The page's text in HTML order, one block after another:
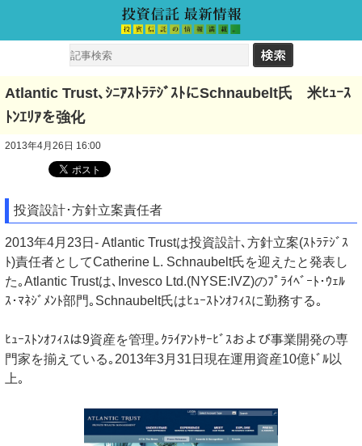
Atlantic Trust､ｼﾆｱｽﾄﾗﾃｼﾞｽﾄにSchnaubelt氏 米ﾋｭｰｽ
ﾄﾝｴﾘｱを強化
2013年4月26日 16:00
投資設計･方針立案責任者
2013年4月23日- Atlantic Trustは投資設計､方針立案(ｽﾄﾗﾃｼﾞｽ
ﾄ)責任者としてCatherine L. Schnaubelt氏を迎えたと発表し
た｡Atlantic Trustは､Invesco Ltd.(NYSE:IVZ)のﾌﾟﾗｲﾍﾞｰﾄ･ｳｪﾙ
ｽ･ﾏﾈｼﾞﾒﾝﾄ部門｡Schnaubelt氏はﾋｭｰｽﾄﾝｵﾌｨｽに勤務する｡
ﾋｭｰｽﾄﾝｵﾌｨｽは9資産を管理｡ｸﾗｲｱﾝﾄｻｰﾋﾞｽおよび事業開発の専
門家を揃えている｡2013年3月31日現在運用資産10億ﾄﾞﾙ以
上｡